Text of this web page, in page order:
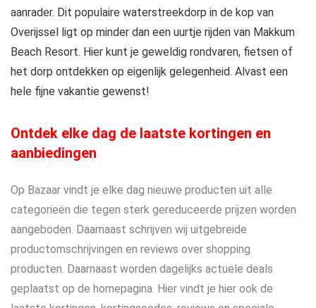
aanrader. Dit populaire waterstreekdorp in de kop van
Overijssel ligt op minder dan een uurtje rijden van Makkum
Beach Resort. Hier kunt je geweldig rondvaren, fietsen of
het dorp ontdekken op eigenlijk gelegenheid. Alvast een
hele fijne vakantie gewenst!
Ontdek elke dag de laatste kortingen en
aanbiedingen
Op Bazaar vindt je elke dag nieuwe producten uit alle
categorieën die tegen sterk gereduceerde prijzen worden
aangeboden. Daarnaast schrijven wij uitgebreide
productomschrijvingen en reviews over shopping
producten. Daarnaast worden dagelijks actuele deals
geplaatst op de homepagina. Hier vindt je hier ook de